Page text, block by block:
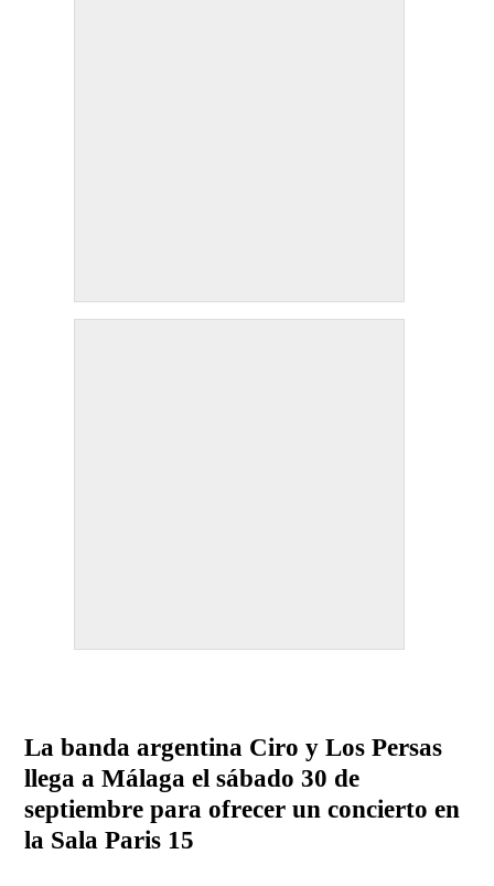
La banda argentina Ciro y Los Persas
llega a Málaga el sábado 30 de
septiembre para ofrecer un concierto en
la Sala Paris 15